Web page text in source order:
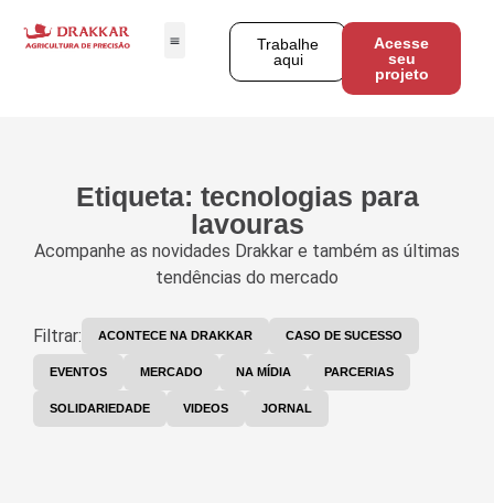
Trabalhe
aqui
Acesse
seu
projeto
Etiqueta: tecnologias para
lavouras
Acompanhe as novidades Drakkar e também as últimas
tendências do mercado
Filtrar: ACONTECE NA DRAKKAR CASO DE SUCESSO
EVENTOS MERCADO NA MÍDIA PARCERIAS
SOLIDARIEDADE VIDEOS JORNAL